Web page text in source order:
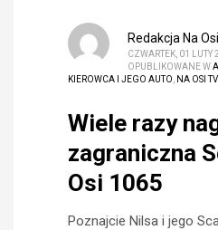
Redakcja Na Osi
CZWARTEK, 01 LUTY
OPUBLIKOWANE W
KIEROWCA I JEGO AUTO
NA OSI TV
Wiele razy
zagraniczna
Osi 1065
Poznajcie Nilsa i jego